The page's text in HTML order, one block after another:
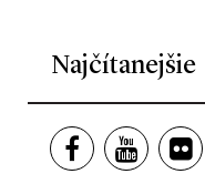
Najčítanejšie